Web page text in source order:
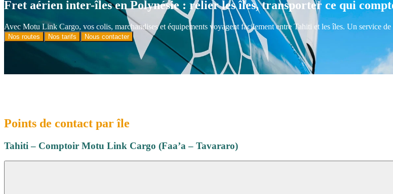
Fret aérien inter-îles en Polynésie : relier les îles, transporter ce qui
Avec Motu Link Cargo, vos colis, marchandises et équipements voyagent facilement entre Tahiti et les îles. Un service
Nos routes Nos tarifs Nous contacter
Points de contact par île
Tahiti – Comptoir Motu Link Cargo (Faa’a – Tavararo)